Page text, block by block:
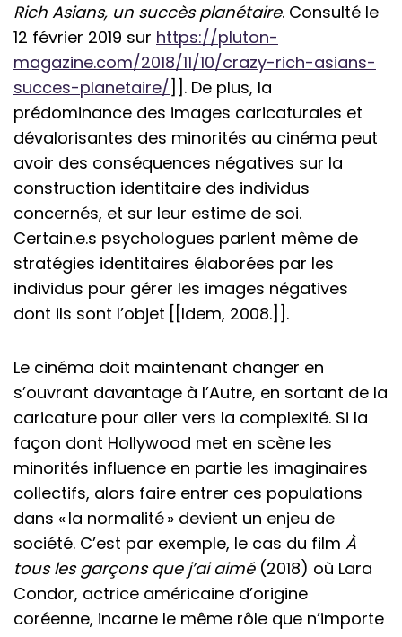
Rich Asians, un succès planétaire. Consulté le
12 février 2019 sur https://pluton-
magazine.com/2018/11/10/crazy-rich-asians-
succes-planetaire/ ]]. De plus, la
prédominance des images caricaturales et
dévalorisantes des minorités au cinéma peut
avoir des conséquences négatives sur la
construction identitaire des individus
concernés, et sur leur estime de soi.
Certain.e.s psychologues parlent même de
stratégies identitaires élaborées par les
individus pour gérer les images négatives
dont ils sont l’objet [[Idem, 2008.]].
Le cinéma doit maintenant changer en
s’ouvrant davantage à l’Autre, en sortant de la
caricature pour aller vers la complexité. Si la
façon dont Hollywood met en scène les
minorités influence en partie les imaginaires
collectifs, alors faire entrer ces populations
dans « la normalité » devient un enjeu de
société. C’est par exemple, le cas du film À
tous les garçons que j’ai aimé(2018) où Lara
Condor, actrice américaine d’origine
coréenne, incarne le même rôle que n’importe